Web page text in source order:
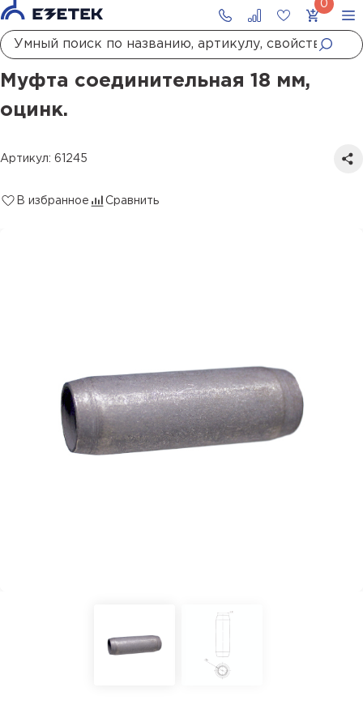
Муфты соединительные
Муфта соединительная 18 мм, оцинк.
Муфта соединительная 18 мм,
оцинк.
Артикул: 61245
В избранное Сравнить